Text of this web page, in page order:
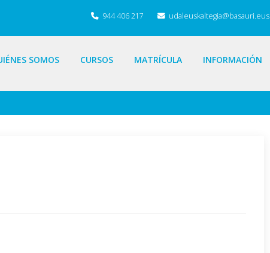
944 406 217 udaleuskaltegia@basauri.eus
SOMOS CURSOS MATRÍCULA INFORMACIÓN